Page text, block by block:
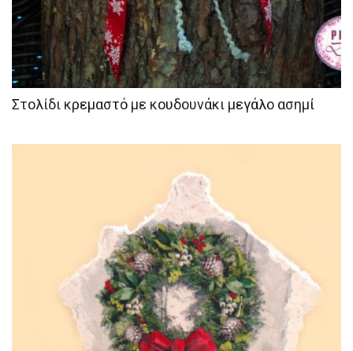
Στολίδι κρεμαστό με κουδουνάκι μεγάλο ασημί